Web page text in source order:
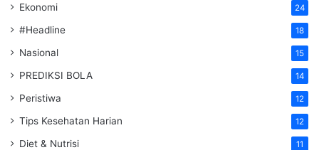
Ekonomi 24
#Headline 18
Nasional 15
PREDIKSI BOLA 14
Peristiwa 12
Tips Kesehatan Harian 12
Diet & Nutrisi 11